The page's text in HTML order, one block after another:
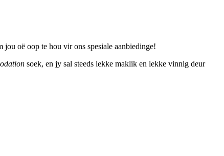
oë oop te hou vir ons spesiale aanbiedinge!
soek, en jy sal steeds lekke maklik en lekke vinnig deur